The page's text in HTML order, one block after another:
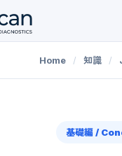
Home / 知識 /
基礎編 /